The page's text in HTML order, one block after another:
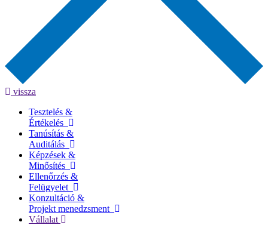
vissza
Tesztelés &
Értékelés
Tanúsítás &
Auditálás
Képzések &
Minősítés
Ellenőrzés &
Felügyelet
Konzultáció &
Projekt menedzsment
Vállalat